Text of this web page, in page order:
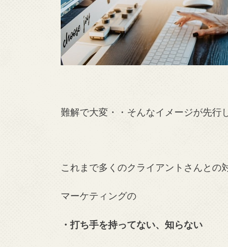
難解で大変・・そんなイメージが先行
これまで多くのクライアントさんとの
マーケティングの
・打ち手を持ってない、知らない